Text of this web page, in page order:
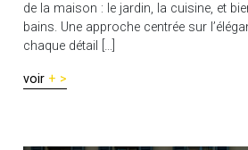
de la maison : le jardin, la cuisine, et
bains. Une approche centrée sur
chaque détail […]
voir